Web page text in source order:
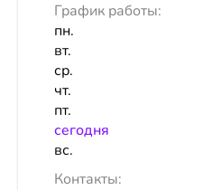
График работы:
пн.
вт.
ср.
чт.
пт.
сeгодня
вс.
Контакты: